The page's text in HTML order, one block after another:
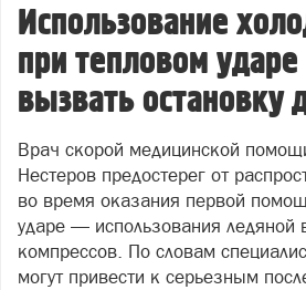
Использование
при тепловом
вызвать остановку
Врач скорой медицинской
Нестеров предостерег от
во время оказания первой
ударе — использования ледяной
компрессов. По словам
могут привести к серьезным